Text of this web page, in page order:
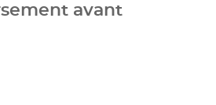
avant